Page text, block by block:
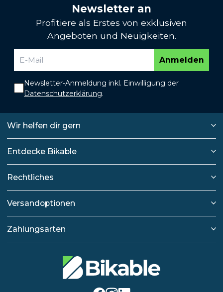
Newsletter an
Profitiere als Erstes von exklusiven
Angeboten und Neuigkeiten.
Anmelden
Newsletter-Anmeldung inkl. Einwilligung der
Datenschutzerklärung.
Wir helfen dir gern
Entdecke Bikable
Rechtliches
Versandoptionen
Zahlungsarten